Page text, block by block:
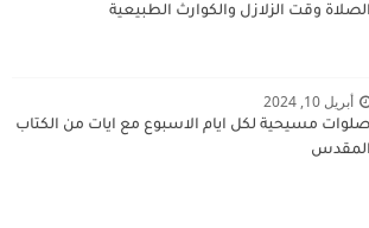
الصلاة وقت الزلازل والكوارث الطبيعية
أبريل 10, 2024
صلوات مسيحية لكل ايام الاسبوع مع ايات من الكتاب
المقدس